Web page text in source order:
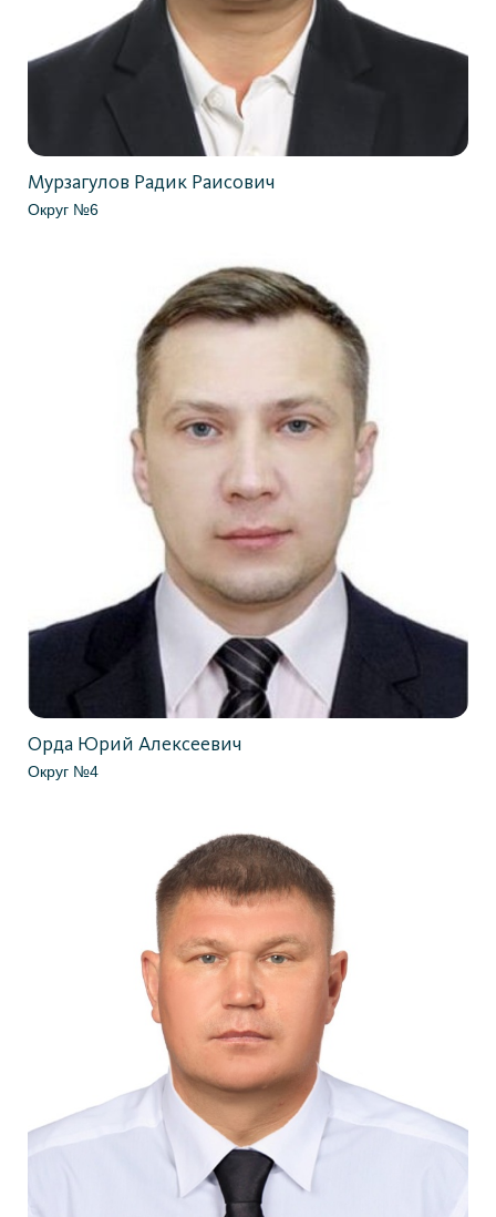
Мурзагулов Радик Раисович
Округ №6
Орда Юрий Алексеевич
Округ №4